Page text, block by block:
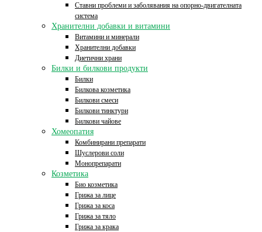
Ставни проблеми и заболявания на опорно-двигателната
система
Хранителни добавки и витамини
Витамини и минерали
Хранителни добавки
Диетични храни
Билки и билкови продукти
Билки
Билкова козметика
Билкови смеси
Билкови тинктури
Билкови чайове
Хомеопатия
Комбинирани препарати
Шуслерови соли
Монопрепарати
Козметика
Био козметика
Грижа за лице
Грижа за коса
Грижа за тяло
Грижа за крака